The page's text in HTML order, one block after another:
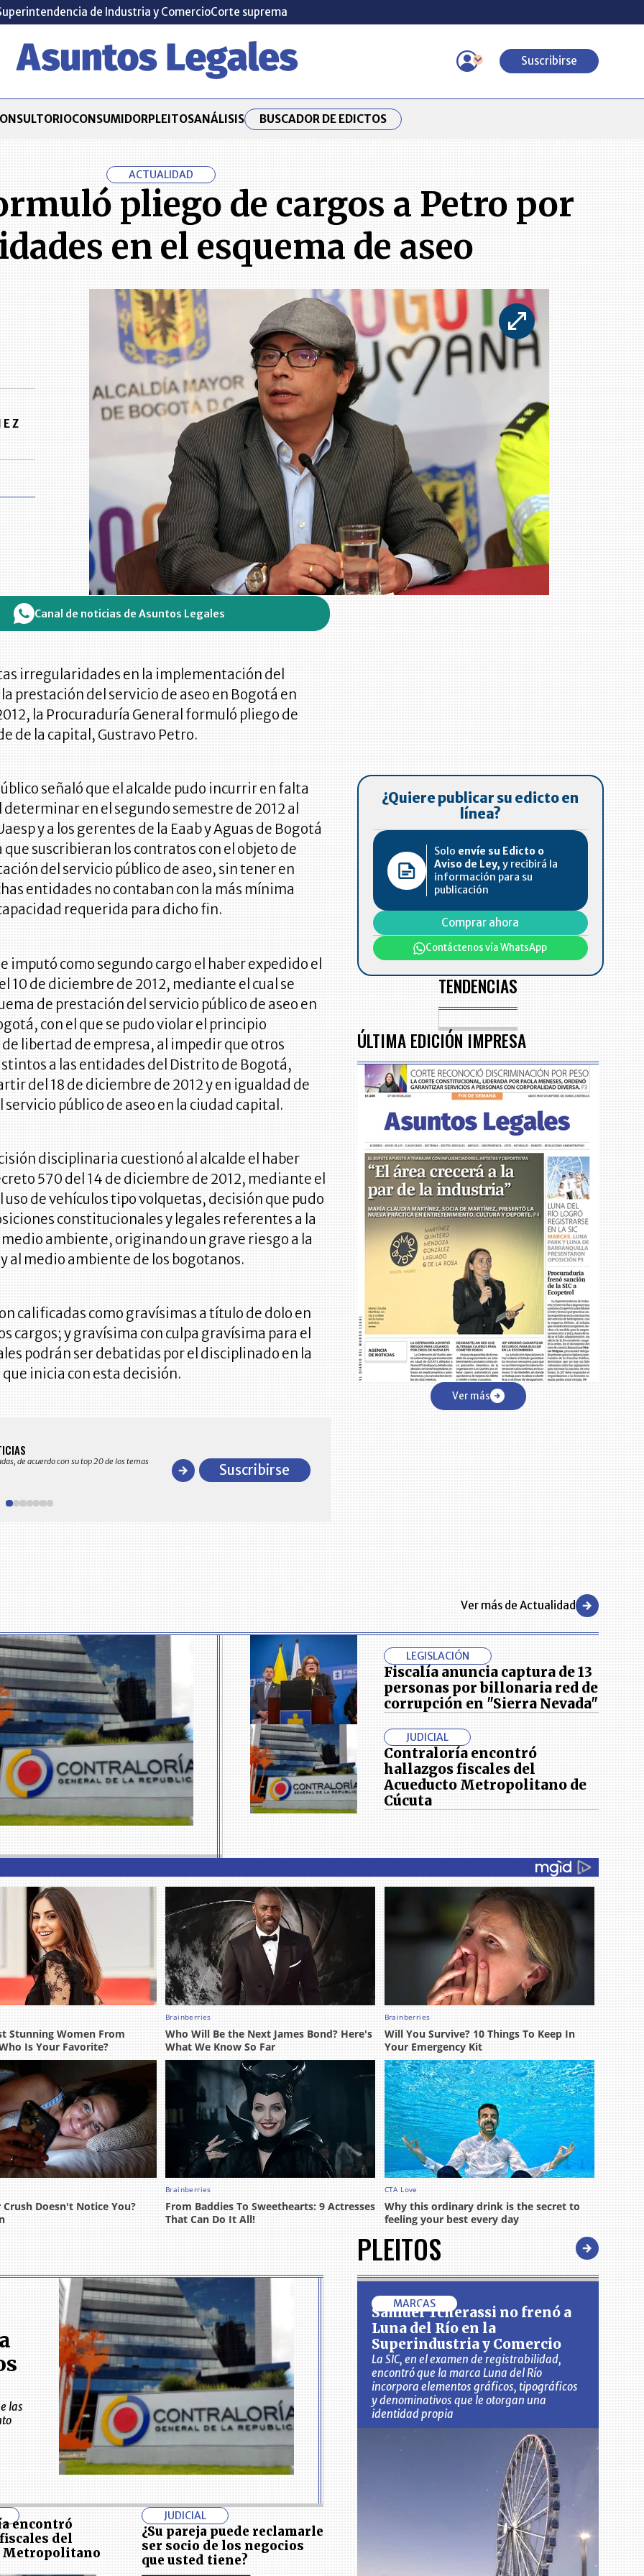
de Industria y ComercioCorte suprema
Suscribirse
CONSUMIDORPLEITOSANÁLISIS BUSCADOR DE EDICTOS
ACTUALIDAD
pliego de cargos a Petro por
en el esquema de aseo
Canal de noticias de Asuntos Legales
irregularidades en la implementación del
prestación del servicio de aseo en Bogotá en
la Procuraduría General formuló pliego de
de la capital, Gustravo Petro.
señaló que el alcalde pudo incurrir en falta
en el segundo semestre de 2012 al
y a los gerentes de la Eaab y Aguas de Bogotá
que suscribieran los contratos con el objeto de
del servicio público de aseo, sin tener en
entidades no contaban con la más mínima
requerida para dicho fin.
imputó como segundo cargo el haber expedido el
10 de diciembre de 2012, mediante el cual se
de prestación del servicio público de aseo en
con el que se pudo violar el principio
libertad de empresa, al impedir que otros
a las entidades del Distrito de Bogotá,
del 18 de diciembre de 2012 y en igualdad de
servicio público de aseo en la ciudad capital.
disciplinaria cuestionó al alcalde el haber
570 del 14 de diciembre de 2012, mediante el
uso de vehículos tipo volquetas, decisión que pudo
constitucionales y legales referentes a la
ambiente, originando un grave riesgo a la
al medio ambiente de los bogotanos.
calificadas como gravísimas a título de dolo en
cargos; y gravísima con culpa gravísima para el
podrán ser debatidas por el disciplinado en la
inicia con esta decisión.
¿Quiere publicar su edicto en
línea?
Solo envíe su Edicto o
Aviso de Ley, y recibirá la
información para su
publicación
Comprar ahora
Contáctenos vía WhatsApp
TENDENCIAS
ÚLTIMA EDICIÓN IMPRESA
Ver más
de acuerdo con su top 20 de los temas
Recopilación clasificada por sectores económicos y regiones del
comportamiento general y detallado de las 10.000 primeras empresas
en ventas en ColombiaSuscribirse
Ver más de Actualidad
LEGISLACIÓN
Fiscalía anuncia captura de 13
personas por billonaria red de
corrupción en "Sierra Nevada"
JUDICIAL
Contraloría encontró
hallazgos fiscales del
Acueducto Metropolitano de
Cúcuta
las
encontró
del
Metropolitano
JUDICIAL
¿Su pareja puede reclamarle
ser socio de los negocios
que usted tiene?
PLEITOS
MARCAS
Samuel Tcherassi no frenó a
Luna del Río en la
Superindustria y Comercio
La SIC, en el examen de registrabilidad,
encontró que la marca Luna del Río
incorpora elementos gráficos, tipográficos
y denominativos que le otorgan una
identidad propia